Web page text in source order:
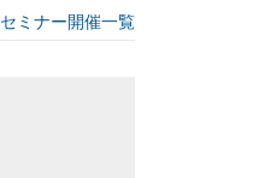
セミナー開催一覧